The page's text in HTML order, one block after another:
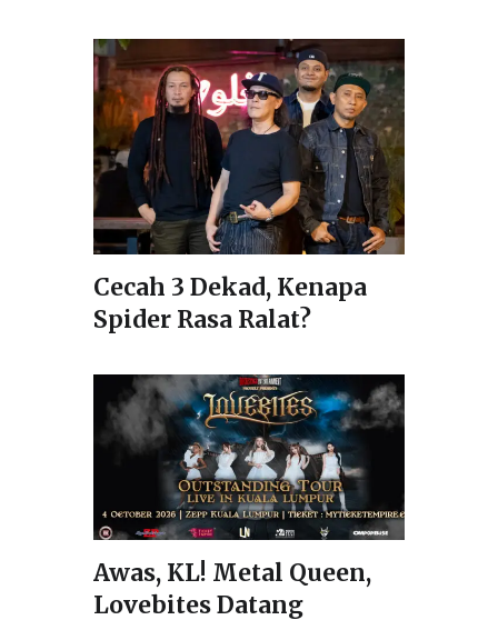
Cecah 3 Dekad, Kenapa
Spider Rasa Ralat?
Awas, KL! Metal Queen,
Lovebites Datang